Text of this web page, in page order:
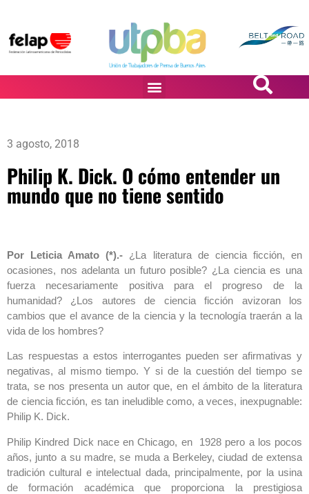
3 agosto, 2018
Philip K. Dick. O cómo entender un
mundo que no tiene sentido
Por Leticia Amato (*).- ¿La literatura de ciencia ficción, en
ocasiones, nos adelanta un futuro posible? ¿La ciencia es una
fuerza necesariamente positiva para el progreso de la
humanidad? ¿Los autores de ciencia ficción avizoran los
cambios que el avance de la ciencia y la tecnología traerán a la
vida de los hombres?
Las respuestas a estos interrogantes pueden ser afirmativas y
negativas, al mismo tiempo. Y si de la cuestión del tiempo se
trata, se nos presenta un autor que, en el ámbito de la literatura
de ciencia ficción, es tan ineludible como, a veces, inexpugnable:
Philip K. Dick.
Philip Kindred Dick nace en Chicago, en 1928 pero a los pocos
años, junto a su madre, se muda a Berkeley, ciudad de extensa
tradición cultural e intelectual dada, principalmente, por la usina
de formación académica que proporciona la prestigiosa